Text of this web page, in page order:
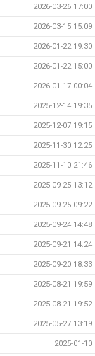
2026-03-26 17:00
2026-03-15 15:09
2026-01-22 19:30
2026-01-22 15:00
2026-01-17 00:04
2025-12-14 19:35
2025-12-07 19:15
2025-11-30 12:25
2025-11-10 21:46
2025-09-25 13:12
2025-09-25 09:22
2025-09-24 14:48
2025-09-21 14:24
2025-09-20 18:33
2025-08-21 19:59
2025-08-21 19:52
2025-05-27 13:19
2025-01-10